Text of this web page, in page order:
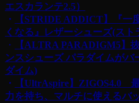
エスカランテ2.5）
・
【STRIDE ADDICT】『一
くなる』レザーシューズ(ス
・
【ALTRA PARADIGM5】
ンスシューズ パラダイムがバ
ダイム)
・
【UltrAspire】ZIGOS4.0
力を持ち、マルチに使えるバ